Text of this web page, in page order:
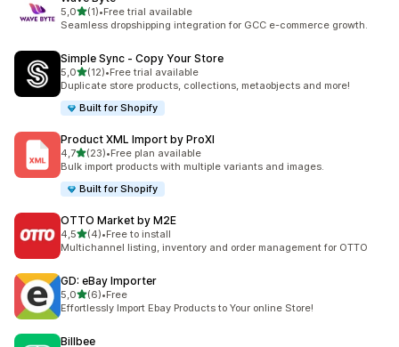
5,0av 5 stjerner
(1)
Totalt 1 omtaler
•Free trial available
Seamless dropshipping integration for GCC e-commerce growth.
Simple Sync ‑ Copy Your Store
5,0av 5 stjerner
(12)
Totalt 12 omtaler
•Free trial available
Duplicate store products, collections, metaobjects and more!
Built for Shopify
Product XML Import by ProXI
4,7av 5 stjerner
(23)
Totalt 23 omtaler
•Free plan available
Bulk import products with multiple variants and images.
Built for Shopify
OTTO Market by M2E
4,5av 5 stjerner
(4)
Totalt 4 omtaler
•Free to install
Multichannel listing, inventory and order management for OTTO
GD: eBay Importer
5,0av 5 stjerner
(6)
Totalt 6 omtaler
•Free
Effortlessly Import Ebay Products to Your online Store!
Billbee